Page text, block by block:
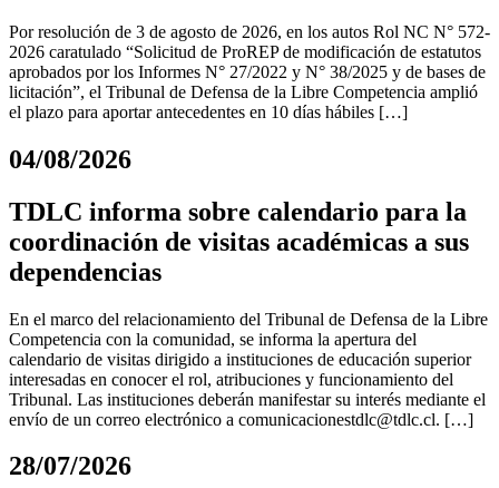
Por resolución de 3 de agosto de 2026, en los autos Rol NC N° 572-
2026 caratulado “Solicitud de ProREP de modificación de estatutos
aprobados por los Informes N° 27/2022 y N° 38/2025 y de bases de
licitación”, el Tribunal de Defensa de la Libre Competencia amplió
el plazo para aportar antecedentes en 10 días hábiles […]
04/08/2026
TDLC informa sobre calendario para la
coordinación de visitas académicas a sus
dependencias
En el marco del relacionamiento del Tribunal de Defensa de la Libre
Competencia con la comunidad, se informa la apertura del
calendario de visitas dirigido a instituciones de educación superior
interesadas en conocer el rol, atribuciones y funcionamiento del
Tribunal. Las instituciones deberán manifestar su interés mediante el
envío de un correo electrónico a comunicacionestdlc@tdlc.cl. […]
28/07/2026